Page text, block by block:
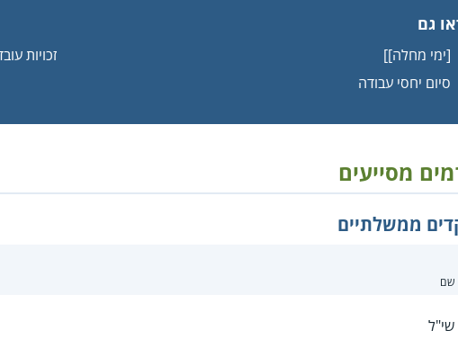
גם
[ימי מחלה]]
זכויות
סיום יחסי עבודה
מסייעים
ממשלתיים
שם
שי"ל